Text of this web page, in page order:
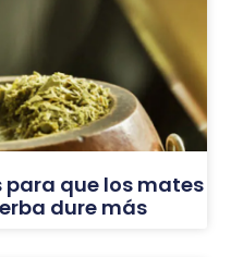
para que los mates
dure más